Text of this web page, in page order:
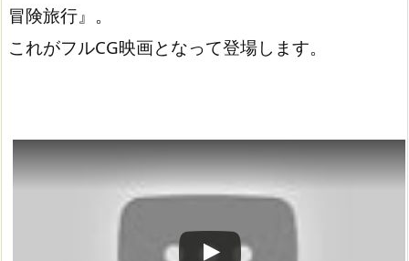
冒険旅行』。
これがフルCG映画となって登場します。
この動画を YouTube で視聴